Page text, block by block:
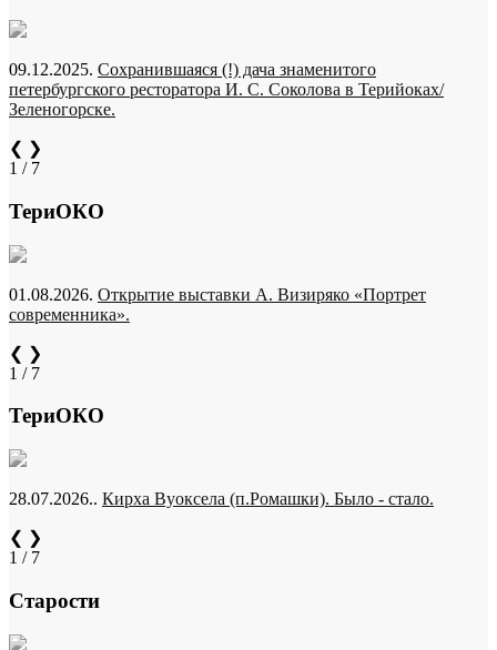
09.12.2025. Сохранившаяся (!) дача знаменитого
петербургского ресторатора И. С. Соколова в Терийоках/
Зеленогорске.
❮ ❯
1 / 7
ТериОКО
01.08.2026. Открытие выставки А. Визиряко «Портрет
современника».
❮ ❯
1 / 7
ТериОКО
28.07.2026.. Кирха Вуоксела (п.Ромашки). Было - стало.
❮ ❯
1 / 7
Старости